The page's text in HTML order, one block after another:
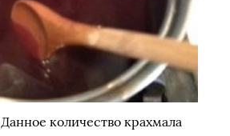
Данное количество крахмала